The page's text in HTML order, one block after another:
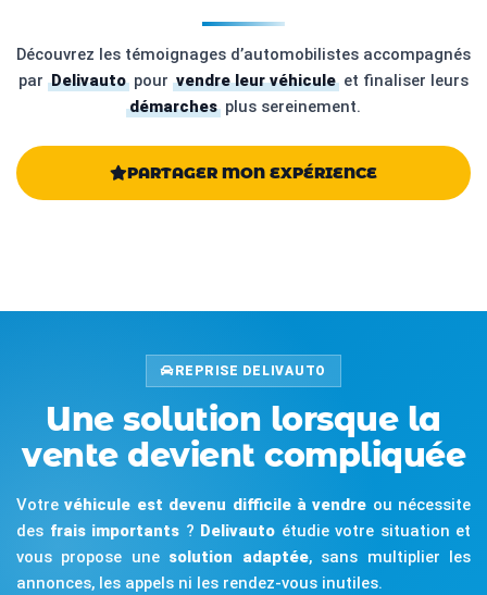
Découvrez les témoignages d’automobilistes accompagnés
par Delivauto pour vendre leur véhicule et finaliser leurs
démarches plus sereinement.
PARTAGER MON EXPÉRIENCE
REPRISE DELIVAUTO
Une solution lorsque la
vente devient compliquée
Votrevéhicule est devenu difficile à vendre ou nécessite
des frais importants ? Delivauto étudie votre situation et
vous propose une solution adaptée, sans multiplier les
annonces, les appels ni les rendez-vous inutiles.